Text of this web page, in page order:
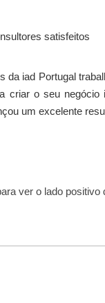
satisfeitos
da iad Portugal
criar o seu negócio
um excelente
ver o lado positivo